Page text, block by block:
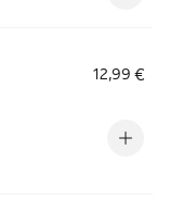
12,99 €